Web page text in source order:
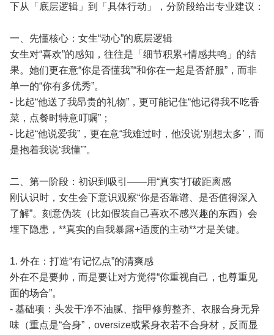
下从「底层逻辑」到「具体行动」，分阶段给出专业建议：
一、先懂核心：女生“动心”的底层逻辑
女生对“喜欢”的感知，往往是「细节积累+情感共鸣」的结
果。她们更在意“你是否懂我”“和你在一起是否舒服”，而非
单一的“你有多优秀”。
- 比起“他送了我昂贵的礼物”，更可能记住“他记得我不吃香
菜，点餐时特意叮嘱”；
- 比起“他说爱我”，更在意“我难过时，他没说‘别想太多’，而
是抱着我说‘我懂’”。
二、第一阶段：初识到吸引——用“真实”打破距离感
刚认识时，女生会下意识观察“你是否靠谱、是否值得深入
了解”。刻意伪装（比如假装自己喜欢不感兴趣的东西）会
埋下隐患，**真实的自我暴露+适度的主动**才是关键。
1. 外在：打造“有记忆点”的清爽感
外在不是要帅，而是要让对方觉得“你重视自己，也尊重见
面的场合”。
- 基础项：头发干净不油腻、指甲修剪整齐、衣服合身无异
味（重点是“合身”，oversize或紧身衣若不合身材，反而显